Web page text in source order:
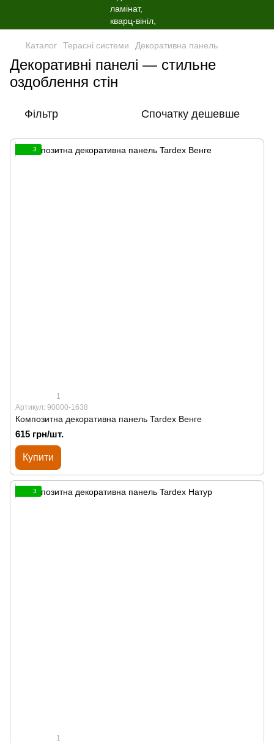
Каталог Терасні системи Декоративна панель
Декоративні панелі — стильне
оздоблення стін
Фільтр Спочатку дешевше
3
1
Артикул: 90000-1638
Композитна декоративна панель Tardex Венге
615 грн/шт.
Купити
3
1